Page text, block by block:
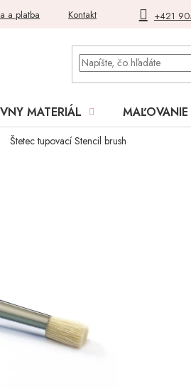
+421
a platba Kontakt Blog
MATERIÁL MAĽOVANIE
Štetec tupovací Stencil brush